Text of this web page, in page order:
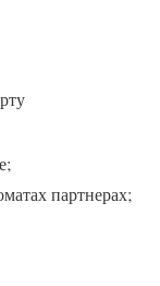
партнерах;